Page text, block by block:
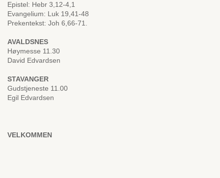
Epistel: Hebr 3,12-4,1
Evangelium: Luk 19,41-48
Prekentekst: Joh 6,66-71.
AVALDSNES
Høymesse 11.30
David Edvardsen
STAVANGER
Gudstjeneste 11.00
Egil Edvardsen
VELKOMMEN